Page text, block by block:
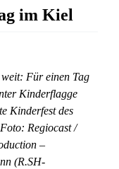
im Kiel
Für einen Tag
Kinderflagge
Kinderfest des
Regiocast /
–
(R.SH-